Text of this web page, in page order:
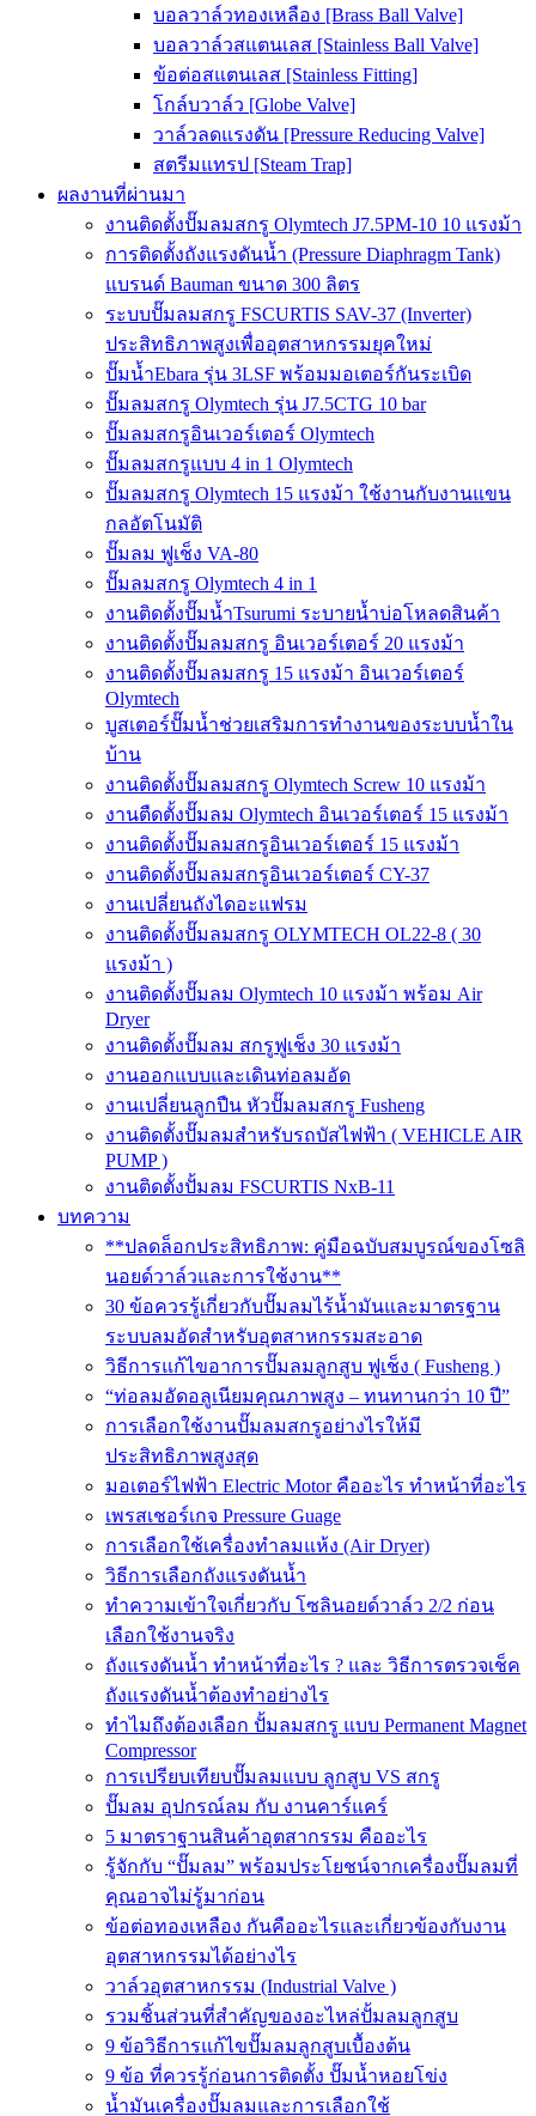
บอลวาล์วทองเหลือง [Brass Ball Valve]
บอลวาล์วสแตนเลส [Stainless Ball Valve]
ข้อต่อสแตนเลส [Stainless Fitting]
โกล์บวาล์ว [Globe Valve]
วาล์วลดแรงดัน [Pressure Reducing Valve]
สตรีมแทรป [Steam Trap]
ผลงานที่ผ่านมา
งานติดตั้งปั๊มลมสกรู Olymtech J7.5PM-10 10 แรงม้า
การติดตั้งถังแรงดันน้ำ (Pressure Diaphragm Tank)
แบรนด์ Bauman ขนาด 300 ลิตร
ระบบปั๊มลมสกรู FSCURTIS SAV-37 (Inverter)
ประสิทธิภาพสูงเพื่ออุตสาหกรรมยุคใหม่
ปั๊มน้ำEbara รุ่น 3LSF พร้อมมอเตอร์กันระเบิด
ปั๊มลมสกรู Olymtech รุ่น J7.5CTG 10 bar
ปั๊มลมสกรูอินเวอร์เตอร์ Olymtech
ปั๊มลมสกรูแบบ 4 in 1 Olymtech
ปั๊มลมสกรู Olymtech 15 แรงม้า ใช้งานกับงานแขน
กลอัตโนมัติ
ปั๊มลม ฟูเช็ง VA-80
ปั๊มลมสกรู Olymtech 4 in 1
งานติดตั้งปั๊มน้ำTsurumi ระบายน้ำบ่อโหลดสินค้า
งานติดตั้งปั๊มลมสกรู อินเวอร์เตอร์ 20 แรงม้า
งานติดตั้งปั๊มลมสกรู 15 แรงม้า อินเวอร์เตอร์
Olymtech
บูสเตอร์ปั๊มน้ำช่วยเสริมการทำงานของระบบน้ำใน
บ้าน
งานติดตั้งปั๊มลมสกรู Olymtech Screw 10 แรงม้า
งานตืดตั้งปั๊มลม Olymtech อินเวอร์เตอร์ 15 แรงม้า
งานติดตั้งปั๊มลมสกรูอินเวอร์เตอร์ 15 แรงม้า
งานติดตั้งปั๊มลมสกรูอินเวอร์เตอร์ CY-37
งานเปลี่ยนถังไดอะแฟรม
งานติดตั้งปั๊มลมสกรู OLYMTECH OL22-8 ( 30
แรงม้า )
งานติดตั้งปั๊มลม Olymtech 10 แรงม้า พร้อม Air
Dryer
งานติดตั้งปั๊มลม สกรูฟูเช็ง 30 แรงม้า
งานออกแบบและเดินท่อลมอัด
งานเปลี่ยนลูกปืน หัวปั๊มลมสกรู Fusheng
งานติดตั้งปั๊มลมสำหรับรถบัสไฟฟ้า ( VEHICLE AIR
PUMP )
งานติดตั้งปั้มลม FSCURTIS NxB-11
บทความ
**ปลดล็อกประสิทธิภาพ: คู่มือฉบับสมบูรณ์ของโซลิ
นอยด์วาล์วและการใช้งาน**
30 ข้อควรรู้เกี่ยวกับปั๊มลมไร้น้ำมันและมาตรฐาน
ระบบลมอัดสำหรับอุตสาหกรรมสะอาด
วิธีการแก้ไขอาการปั๊มลมลูกสูบ ฟูเช็ง ( Fusheng )
“ท่อลมอัดอลูเนียมคุณภาพสูง – ทนทานกว่า 10 ปี”
การเลือกใช้งานปั๊มลมสกรูอย่างไรให้มี
ประสิทธิภาพสูงสุด
มอเตอร์ไฟฟ้า Electric Motor คืออะไร ทำหน้าที่อะไร
เพรสเชอร์เกจ Pressure Guage
การเลือกใช้เครื่องทำลมแห้ง (Air Dryer)
วิธีการเลือกถังแรงดันน้ำ
ทำความเข้าใจเกี่ยวกับ โซลินอยด์วาล์ว 2/2 ก่อน
เลือกใช้งานจริง
ถังแรงดันน้ำ ทำหน้าที่อะไร ? และ วิธีการตรวจเช็ค
ถังแรงดันน้ำต้องทำอย่างไร
ทำไมถึงต้องเลือก ปั้มลมสกรู แบบ Permanent Magnet
Compressor
การเปรียบเทียบปั๊มลมแบบ ลูกสูบ VS สกรู
ปั๊มลม อุปกรณ์ลม กับ งานคาร์แคร์
5 มาตราฐานสินค้าอุตสากรรม คืออะไร
รู้จักกับ “ปั๊มลม” พร้อมประโยชน์จากเครื่องปั๊มลมที่
คุณอาจไม่รู้มาก่อน
ข้อต่อทองเหลือง กันคืออะไรและเกี่ยวข้องกับงาน
อุตสาหกรรมได้อย่างไร
วาล์วอุตสาหกรรม (Industrial Valve )
รวมชิ้นส่วนที่สำคัญของอะไหล่ปั้มลมลูกสูบ
9 ข้อวิธีการแก้ไขปั๊มลมลูกสูบเบื้องต้น
9 ข้อ ที่ควรรู้ก่อนการติดตั้ง ปั๊มน้ำหอยโข่ง
น้ำมันเครื่องปั๊มลมและการเลือกใช้